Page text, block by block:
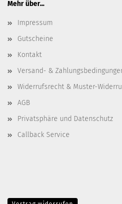
Mehr über...
Impressum
Gutscheine
Kontakt
Versand- &
Widerrufsrecht & Muster-
AGB
Privatsphäre und Datenschutz
Callback Service